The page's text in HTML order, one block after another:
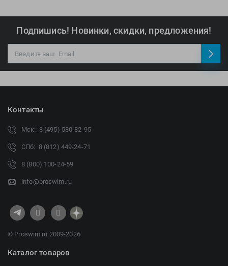
Подпишись! Новинки, скидки, предложения!
Контакты
Мск: 8 (495) 580-82-95
СПб: 8 (812) 449-24-71
8 (800) 100-24-59
info@proswim.ru
© Proswim.ru 2009-2026
Каталог товаров